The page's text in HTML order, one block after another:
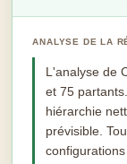
ANALYSE DE LA
L'analyse de
et 75
hiérarchie
prévisible.